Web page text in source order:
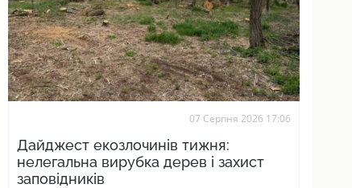
07 Серпня 2026 17:06
Дайджест екозлочинів тижня:
нелегальна вирубка дерев і захист
заповідників